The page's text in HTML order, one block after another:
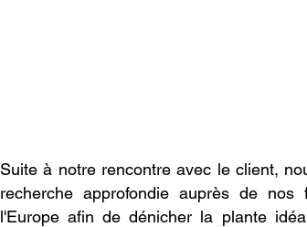
Suite à notre rencontre avec le client,
recherche approfondie auprès de nos
l'Europe afin de dénicher la plante